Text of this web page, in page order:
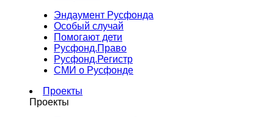
Эндаумент Русфонда
Особый случай
Помогают дети
Русфонд.Право
Русфонд.Регистр
СМИ о Русфонде
Проекты
Проекты